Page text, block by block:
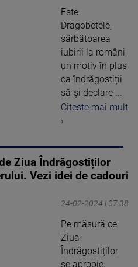
Este
Dragobetele,
sărbătoarea
iubirii la români,
un motiv în plus
ca îndrăgostiții
să-și declare ...
Citeste mai mult
›
Ziua Îndrăgostiților
Vezi idei de cadouri
24-02-2024 | 07:38
Pe măsură ce
Ziua
Îndrăgostiților
se apropie,